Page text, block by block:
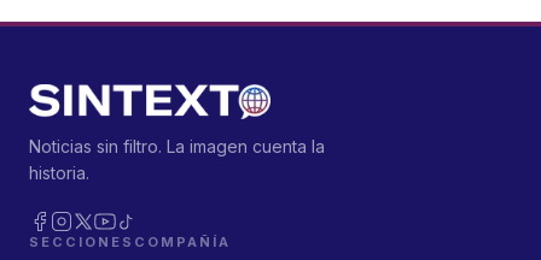
Noticias sin filtro. La imagen cuenta la
historia.
SECCIONES COMPAÑÍA